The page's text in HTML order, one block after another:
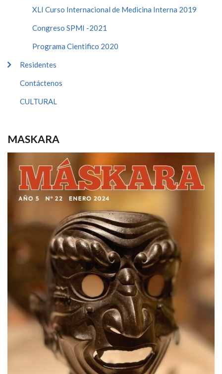
XLI Curso Internacional de Medicina Interna 2019
Congreso SPMI -2021
Programa Cientifico 2020
Residentes
Contáctenos
CULTURAL
MASKARA